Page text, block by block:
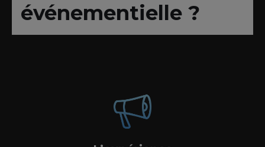
événementielle ?